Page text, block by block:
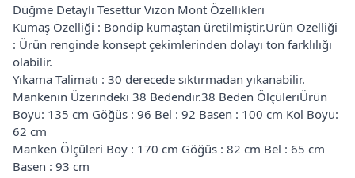
Düğme Detaylı Tesettür Vizon Mont Özellikleri
Kumaş Özelliği : Bondip kumaştan üretilmiştir.Ürün Özelliği
: Ürün renginde konsept çekimlerinden dolayı ton farklılığı
olabilir.
Yıkama Talimatı : 30 derecede sıktırmadan yıkanabilir.
Mankenin Üzerindeki 38 Bedendir.38 Beden ÖlçüleriÜrün
Boyu: 135 cm Göğüs : 96 Bel : 92 Basen : 100 cm Kol Boyu:
62 cm
Manken Ölçüleri Boy : 170 cm Göğüs : 82 cm Bel : 65 cm
Basen : 93 cm